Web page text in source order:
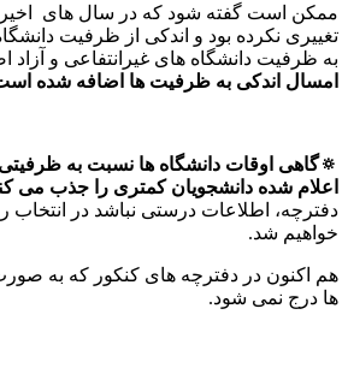
ممکن است گفته شود که در سال های اخیر
تغییری نکرده بود و اندکی از ظرفیت
به ظرفیت دانشگاه های غیرانتفاعی و آزاد
امسال اندکی به ظرفیت ها اضافه شده
🔅گاهی اوقات دانشگاه ها نسبت به
اعلام شده دانشجویان کمتری را جذب می
دفترچه، اطلاعات درستی نباشد در
خواهیم شد.
ها درج نمی شود.